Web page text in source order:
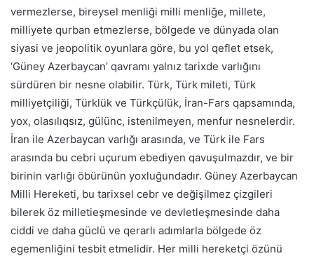
vermezlerse, bireysel menliği milli menliğe, millete,
milliyete qurban etmezlerse, bölgede ve dünyada olan
siyasi ve jeopolitik oyunlara göre, bu yol qeflet etsek,
‘Güney Azerbaycan’ qavramı yalnız tarixde varlığını
sürdüren bir nesne olabilir. Türk, Türk mileti, Türk
milliyetçiliği, Türklük ve Türkçülük, İran-Fars qapsamında,
yox, olasılıqsız, gülünc, istenilmeyen, menfur nesnelerdir.
İran ile Azerbaycan varlığı arasında, ve Türk ile Fars
arasında bu cebri uçurum ebediyen qavuşulmazdır, ve bir
birinin varlığı öbürünün yoxluğundadır. Güney Azerbaycan
Milli Hereketi, bu tarixsel cebr ve değişilmez çizgileri
bilerek öz milletieşmesinde ve devletleşmesinde daha
ciddi ve daha güclü ve qerarlı adımlarla bölgede öz
egemenliğini tesbit etmelidir. Her milli hereketçi özünü